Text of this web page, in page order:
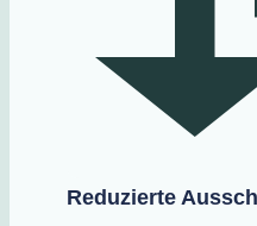
Reduzierte